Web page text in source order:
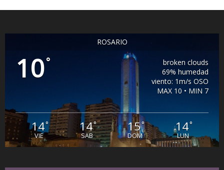
ROSARIO
10°
broken clouds
69% humedad
viento: 1m/s OSO
MAX 10 • MIN 7
14°
VIE
14°
SAB
15°
DOM
14°
LUN